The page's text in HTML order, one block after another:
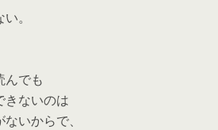
。
んでも
きないのは
いからで、